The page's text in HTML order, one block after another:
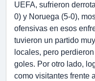
UEFA, sufrieron
0) y Noruega (5-0),
ofensivas en esos
tuvieron un partido
locales, pero
goles. Por otro lado,
como visitantes frente